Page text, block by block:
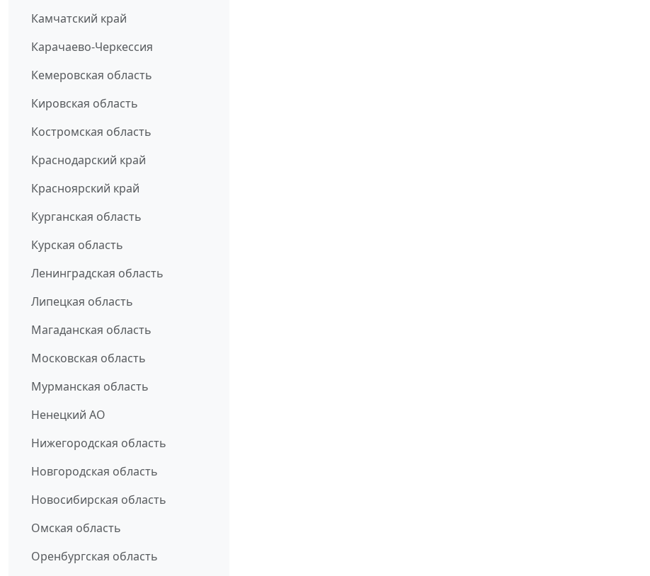
Камчатский край
Карачаево-Черкессия
Кемеровская область
Кировская область
Костромская область
Краснодарский край
Красноярский край
Курганская область
Курская область
Ленинградская область
Липецкая область
Магаданская область
Московская область
Мурманская область
Ненецкий АО
Нижегородская область
Новгородская область
Новосибирская область
Омская область
Оренбургская область